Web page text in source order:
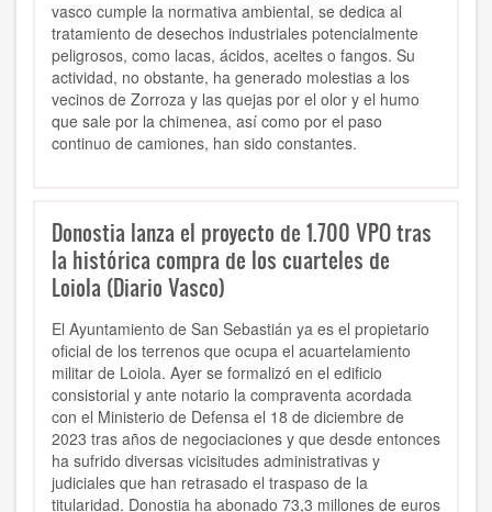
vasco cumple la normativa ambiental, se dedica al
tratamiento de desechos industriales potencialmente
peligrosos, como lacas, ácidos, aceites o fangos. Su
actividad, no obstante, ha generado molestias a los
vecinos de Zorroza y las quejas por el olor y el humo
que sale por la chimenea, así como por el paso
continuo de camiones, han sido constantes.
Donostia lanza el proyecto de 1.700 VPO tras
la histórica compra de los cuarteles de
Loiola (Diario Vasco)
El Ayuntamiento de San Sebastián ya es el propietario
oficial de los terrenos que ocupa el acuartelamiento
militar de Loiola. Ayer se formalizó en el edificio
consistorial y ante notario la compraventa acordada
con el Ministerio de Defensa el 18 de diciembre de
2023 tras años de negociaciones y que desde entonces
ha sufrido diversas vicisitudes administrativas y
judiciales que han retrasado el traspaso de la
titularidad. Donostia ha abonado 73,3 millones de euros